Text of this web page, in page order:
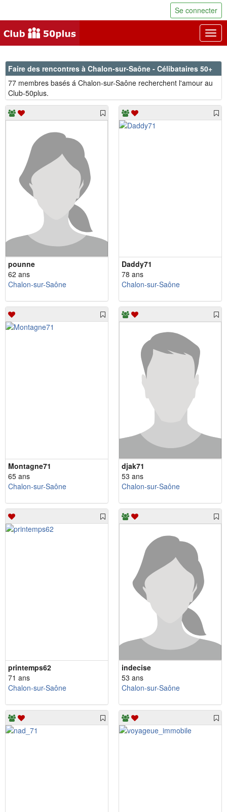
Se connecter
Faire des rencontres à Chalon-sur-Saône - Célibataires 50+
77 membres basés á Chalon-sur-Saône recherchent l'amour au
Club-50plus.
pounne
62 ans
Chalon-sur-Saône
Daddy71
78 ans
Chalon-sur-Saône
Montagne71
65 ans
Chalon-sur-Saône
djak71
53 ans
Chalon-sur-Saône
printemps62
71 ans
Chalon-sur-Saône
indecise
53 ans
Chalon-sur-Saône